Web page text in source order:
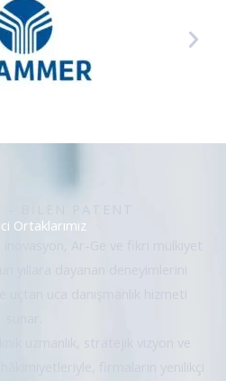
- BİLEN PATENT
Ortaklarımız
Ar-Ge ve fikri mülkiyet
yıllara dayanan deneyimlerini
uca danışmanlık hizmeti
uzmanlık, stratejik vizyon ve
firmaların yenilikçi